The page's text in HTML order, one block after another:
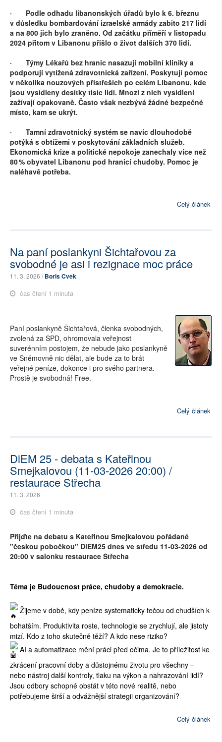
· Podle odhadu libanonských úřadů bylo k 6. březnu
v důsledku bombardování izraelské armády zabito 217 lidí
a na 800 jich bylo zraněno. Od začátku příměří v listopadu
2024 přitom v Libanonu přišlo o život dalších 370 lidí.
· Týmy Lékařů bez hranic nasazují mobilní kliniky a
podporují vytížená zdravotnická zařízení. Poskytují pomoc
v několika nouzových přístřeších po celém Libanonu, kde
jsou vysídleny desítky tisíc lidí. Mnozí z nich vysídlení
zažívají opakovaně. Často však nezbývá žádné bezpečné
místo, kam se ukrýt.
· Tamní zdravotnický systém se navíc dlouhodobě
potýká s obtížemi v poskytování základních služeb.
Ekonomická krize a politické nepokoje zanechaly více než
80 % obyvatel Libanonu pod hranicí chudoby. Pomoc je
naléhavě potřeba.
Celý článek
Na paní poslankyni Šichtařovou za
svobodné je asi i rezignace moc práce
11. 3. 2026 /Boris Cvek
čas čtení 1 minuta
Paní poslankyně Šichtařová, členka svobodných,
zvolená za SPD, ohromovala veřejnost
suverénním postojem, že nebude jako poslankyně
ve Sněmovně nic dělat, ale bude za to brát
veřejné peníze, dokonce i pro svého partnera.
Prostě je svobodná! Free.
Celý článek
DiEM 25 - debata s Kateřinou
Smejkalovou (11-03-2026 20:00) /
restaurace Střecha
11. 3. 2026
čas čtení 1 minuta
Přijďte na debatu s Kateřinou Smejkalovou pořádané
"českou pobočkou" DiEM25 dnes ve středu 11-03-2026 od
20:00 v salonku restaurace Střecha
Téma je Budoucnost práce, chudoby a demokracie.
Žijeme v době, kdy peníze systematicky tečou od chudších k
bohatším. Produktivita roste, technologie se zrychlují, ale jistoty
mizí. Kdo z toho skutečně těží? A kdo nese riziko?
AI a automatizace mění práci před očima. Je to příležitost ke
zkrácení pracovní doby a důstojnému životu pro všechny –
nebo nástroj další kontroly, tlaku na výkon a nahrazování lidí?
Jsou odbory schopné obstát v této nové realitě, nebo
potřebujeme širší a odvážnější strategii organizování?
Celý článek